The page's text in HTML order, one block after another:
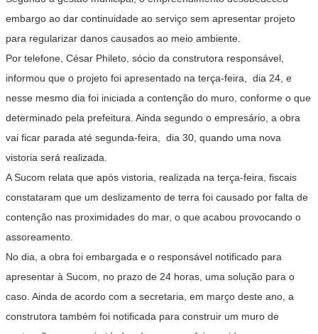
embargo ao dar continuidade ao serviço sem apresentar projeto
para regularizar danos causados ao meio ambiente.
Por telefone, César Phileto, sócio da construtora responsável,
informou que o projeto foi apresentado na terça-feira, dia 24, e
nesse mesmo dia foi iniciada a contenção do muro, conforme o que
determinado pela prefeitura. Ainda segundo o empresário, a obra
vai ficar parada até segunda-feira, dia 30, quando uma nova
vistoria será realizada.
A Sucom relata que após vistoria, realizada na terça-feira, fiscais
constataram que um deslizamento de terra foi causado por falta de
contenção nas proximidades do mar, o que acabou provocando o
assoreamento.
No dia, a obra foi embargada e o responsável notificado para
apresentar à Sucom, no prazo de 24 horas, uma solução para o
caso. Ainda de acordo com a secretaria, em março deste ano, a
construtora também foi notificada para construir um muro de